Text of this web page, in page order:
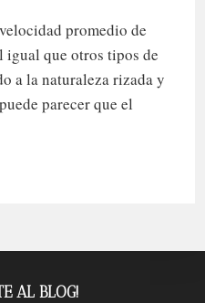
promedio de
igual que otros tipos de
a la naturaleza rizada y
parecer que el
AL BLOG!